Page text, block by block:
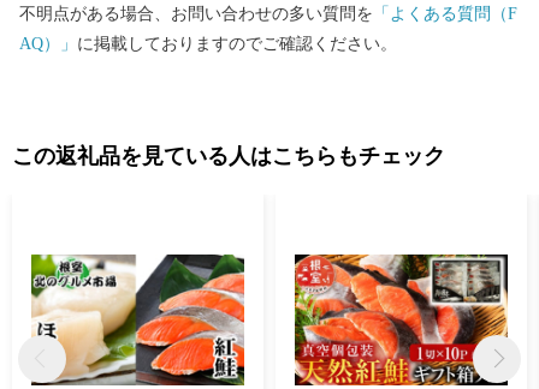
不明点がある場合、お問い合わせの多い質問を 「よくある質問（F
AQ）」 に掲載しておりますのでご確認ください。
この返礼品を見ている人はこちらもチェック